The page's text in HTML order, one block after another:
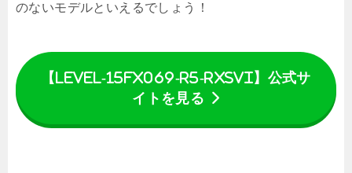
のないモデルといえるでしょう！
【LEVEL-15FX069-R5-RXSVI】公式サ
イトを見る